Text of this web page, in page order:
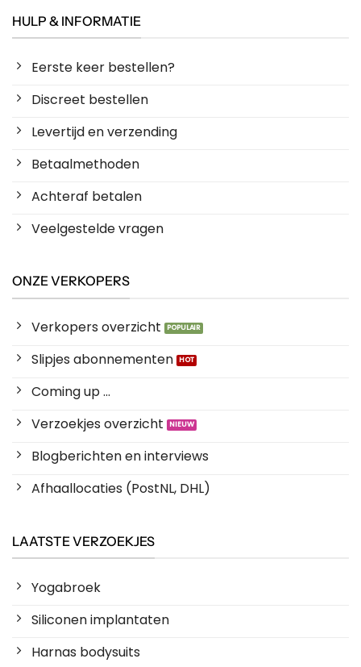
HULP & INFORMATIE
Eerste keer bestellen?
Discreet bestellen
Levertijd en verzending
Betaalmethoden
Achteraf betalen
Veelgestelde vragen
ONZE VERKOPERS
Verkopers overzicht
Slipjes abonnementen
Coming up ...
Verzoekjes overzicht
Blogberichten en interviews
Afhaallocaties (PostNL, DHL)
LAATSTE VERZOEKJES
Yogabroek
Siliconen implantaten
Harnas bodysuits